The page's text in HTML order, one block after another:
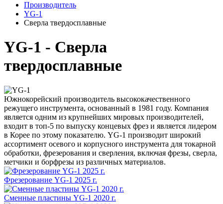
Производитель
YG-1
Сверла твердосплавные
YG-1 - Сверла
твердосплавные
Южнокорейский производитель высококачественного
режущего инструмента, основанный в 1981 году. Компания
является одним из крупнейших мировых производителей,
входит в топ-5 по выпуску концевых фрез и является лидером
в Корее по этому показателю. YG-1 производит широкий
ассортимент осевого и корпусного инструмента для токарной
обработки, фрезерования и сверления, включая фрезы, сверла,
метчики и борфрезы из различных материалов.
Фрезерование YG-1 2025 г.
Сменные пластины YG-1 2020 г.